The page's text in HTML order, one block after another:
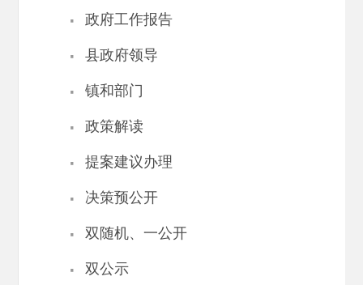
· 政府工作报告
· 县政府领导
· 镇和部门
· 政策解读
· 提案建议办理
· 决策预公开
· 双随机、一公开
· 双公示